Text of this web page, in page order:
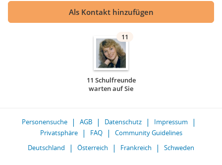
Als Kontakt hinzufügen
11
11 Schulfreunde
warten auf Sie
Personensuche AGB Datenschutz
Impressum
Privatsphäre
FAQ
Community Guidelines
Deutschland
Österreich Frankreich Schweden